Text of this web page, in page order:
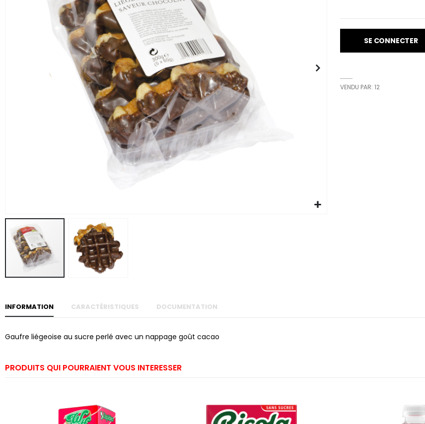
Skip to
beginning
SE CONNECTER
VENDU PAR: 12
INFORMATION
Gaufre liégeoise au sucre perlé avec un nappage goût cacao
CARACTÉRISTIQUES DOCUMENTATION
PRODUITS QUI POURRAIENT VOUS INTERESSER